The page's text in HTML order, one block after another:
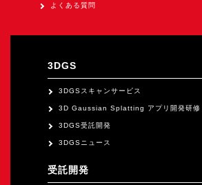
よくある質問
3DGS
3DGSスキャンサービス
3D Gaussian Splatting アプリ開発研修
3DGS受託開発
3DGSニュース
受託開発